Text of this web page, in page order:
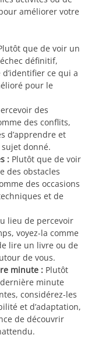
améliorer votre
que de voir un
définitif,
ce qui a
pour le
des
des conflits,
d’apprendre et
donné.
: Plutôt que de voir
des obstacles
des occasions
et de
lieu de percevoir
voyez-la comme
lire un livre ou de
de vous.
minute : Plutôt
minute
considérez-les
et d’adaptation,
de découvrir